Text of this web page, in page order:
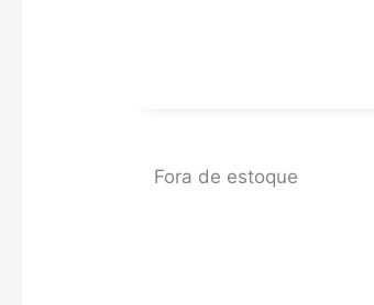
Fora de estoque